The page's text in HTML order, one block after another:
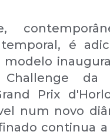
é
modelo
da
Prix
num novo
continua a